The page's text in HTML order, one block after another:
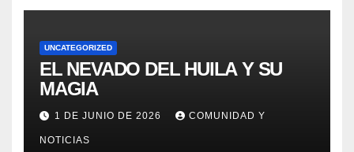
UNCATEGORIZED
EL NEVADO DEL HUILA Y SU
MAGIA
1 DE JUNIO DE 2026 COMUNIDAD Y
NOTICIAS